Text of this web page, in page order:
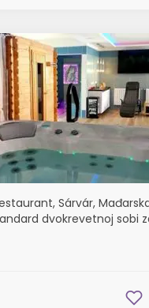
Sárvár,
dvokrevetnoj sobi